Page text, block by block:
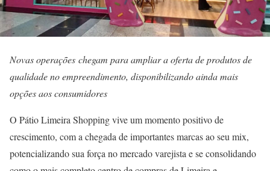
Novas operações chegam para ampliar a oferta de produtos de
qualidade no empreendimento, disponibilizando ainda mais
opções aos consumidores
O Pátio Limeira Shopping vive um momento positivo de
crescimento, com a chegada de importantes marcas ao seu mix,
potencializando sua força no mercado varejista e se consolidando